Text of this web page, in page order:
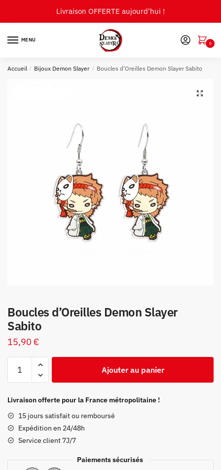
Livraison OFFERTE aujourd'hui !
MENU
0
Accueil / Bijoux Demon Slayer / Boucles d’Oreilles Demon Slayer Sabito
🔍
Boucles d’Oreilles Demon Slayer
Sabito
15,90 €
d’Oreilles
Slayer
Sabito
Ajouter au panier
Livraison offerte pour la France métropolitaine !
15 jours satisfait ou remboursé
Expédition en 24/48h
Service client 7J/7
Paiements sécurisés